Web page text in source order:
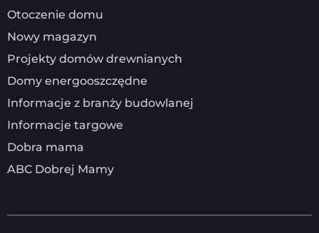
Otoczenie domu
Nowy magazyn
Projekty domów drewnianych
Domy energooszczędne
Informacje z branży budowlanej
Informacje targowe
Dobra mama
ABC Dobrej Mamy